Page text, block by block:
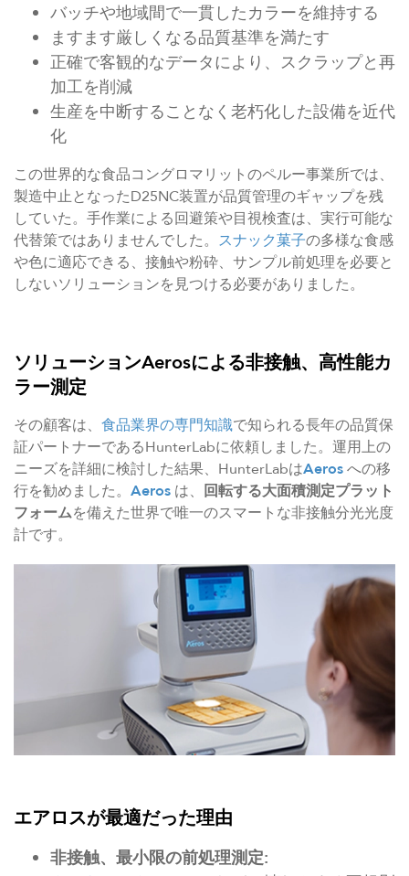
バッチや地域間で一貫したカラーを維持する
ますます厳しくなる品質基準を満たす
正確で客観的なデータにより、スクラップと再
加工を削減
生産を中断することなく老朽化した設備を近代
化
この世界的な食品コングロマリットのペルー事業所では、
製造中止となったD25NC装置が品質管理のギャップを残
していた。手作業による回避策や目視検査は、実行可能な
代替策ではありませんでした。 スナック菓子の多様な食感
や色に適応できる、接触や粉砕、サンプル前処理を必要と
しないソリューションを見つける必要がありました。
ソリューションAerosによる非接触、高性能カ
ラー測定
その顧客は、 食品業界の専門知識で知られる長年の品質保
証パートナーであるHunterLabに依頼しました。運用上の
ニーズを詳細に検討した結果、HunterLabはAerosへの移
行を勧めました。 Aeros は、
回転する大面積測定プラット
フォームを備えた世界で唯一のスマートな非接触分光光度
計です。
エアロスが最適だった理由
非接触、最小限の前処理測定: